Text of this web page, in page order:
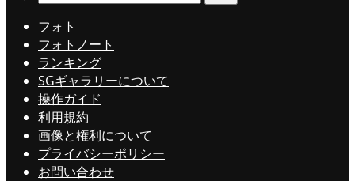
フォト
フォトノート
ランキング
SGギャラリーについて
操作ガイド
利用規約
画像と権利について
プライバシーポリシー
お問い合わせ